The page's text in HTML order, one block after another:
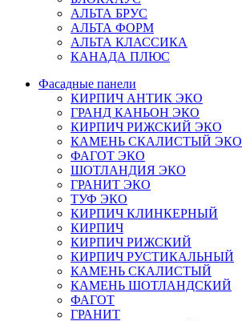
АЛЬТА БРУС
АЛЬТА ФОРМ
АЛЬТА КЛАССИКА
КАНАДА ПЛЮС
Фасадные панели
КИРПИЧ АНТИК ЭКО
ГРАНД КАНЬОН ЭКО
КИРПИЧ РИЖСКИЙ ЭКО
КАМЕНЬ СКАЛИСТЫЙ ЭКО
ФАГОТ ЭКО
ШОТЛАНДИЯ ЭКО
ГРАНИТ ЭКО
ТУФ ЭКО
КИРПИЧ КЛИНКЕРНЫЙ
КИРПИЧ
КИРПИЧ РИЖСКИЙ
КИРПИЧ РУСТИКАЛЬНЫЙ
КАМЕНЬ СКАЛИСТЫЙ
КАМЕНЬ ШОТЛАНДСКИЙ
ФАГОТ
ГРАНИТ